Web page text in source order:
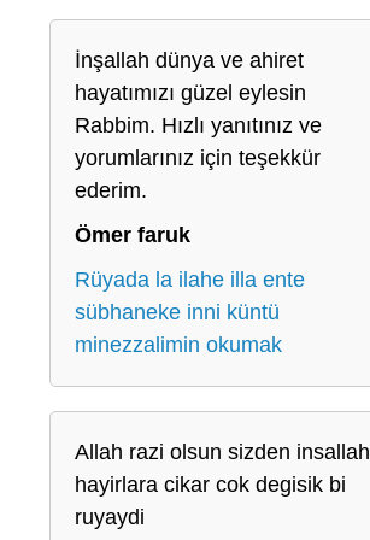
İnşallah dünya ve ahiret
hayatımızı güzel eylesin
Rabbim. Hızlı yanıtınız ve
yorumlarınız için teşekkür
ederim.
Ömer faruk
Rüyada la ilahe illa ente
sübhaneke inni küntü
minezzalimin okumak
Allah razi olsun sizden insallah
hayirlara cikar cok degisik bi
ruyaydi